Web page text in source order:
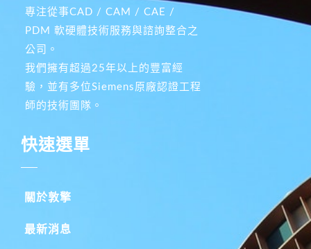
專注從事CAD / CAM / CAE /
PDM 軟硬體技術服務與諮詢整合之
公司。
我們擁有超過25年以上的豐富經
驗，並有多位Siemens原廠認證工程
師的技術團隊。
快速選單
關於敦擎
最新消息